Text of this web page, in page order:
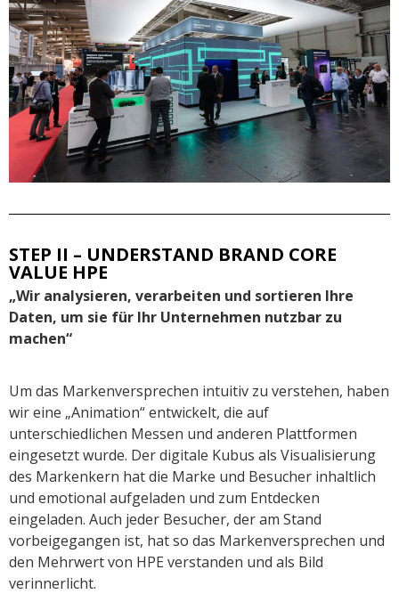
STEP II – UNDERSTAND BRAND CORE
VALUE HPE
„Wir analysieren, verarbeiten und sortieren Ihre
Daten, um sie für Ihr Unternehmen nutzbar zu
machen“
Um das Markenversprechen intuitiv zu verstehen, haben
wir eine „Animation“ entwickelt, die auf
unterschiedlichen Messen und anderen Plattformen
eingesetzt wurde. Der digitale Kubus als Visualisierung
des Markenkern hat die Marke und Besucher inhaltlich
und emotional aufgeladen und zum Entdecken
eingeladen. Auch jeder Besucher, der am Stand
vorbeigegangen ist, hat so das Markenversprechen und
den Mehrwert von HPE verstanden und als Bild
verinnerlicht.